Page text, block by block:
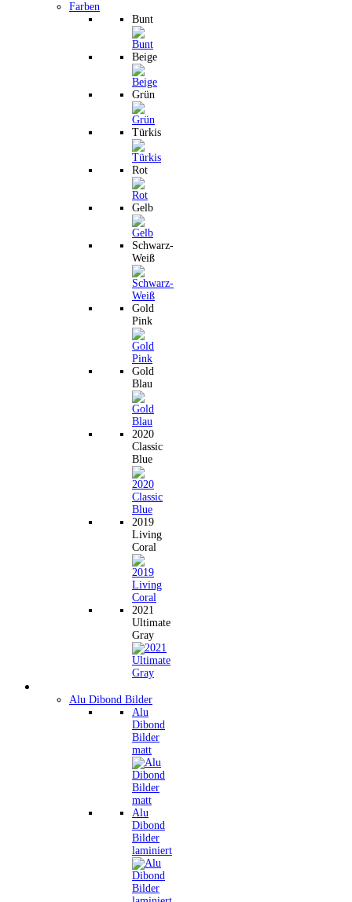
Farben
Bunt
Beige
Grün
Türkis
Rot
Gelb
Schwarz-
Weiß
Gold
Pink
Gold
Blau
2020
Classic
Blue
2019
Living
Coral
2021
Ultimate
Gray
Alu Dibond Bilder
Alu
Dibond
Bilder
matt
Alu
Dibond
Bilder
laminiert